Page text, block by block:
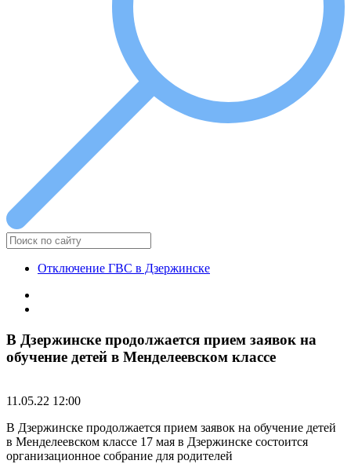
Отключение ГВС в Дзержинске
В Дзержинске продолжается прием заявок на
обучение детей в Менделеевском классе
11.05.22 12:00
В Дзержинске продолжается прием заявок на обучение детей
в Менделеевском классе 17 мая в Дзержинске состоится
организационное собрание для родителей